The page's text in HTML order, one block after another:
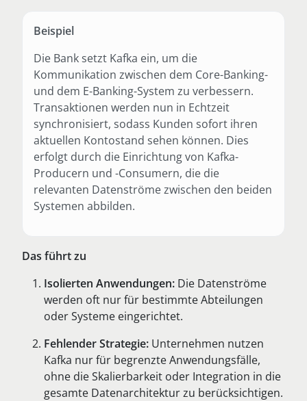
Beispiel
Die Bank setzt Kafka ein, um die
Kommunikation zwischen dem Core-Banking-
und dem E-Banking-System zu verbessern.
Transaktionen werden nun in Echtzeit
synchronisiert, sodass Kunden sofort ihren
aktuellen Kontostand sehen können. Dies
erfolgt durch die Einrichtung von Kafka-
Producern und -Consumern, die die
relevanten Datenströme zwischen den beiden
Systemen abbilden.
Das führt zu
Isolierten Anwendungen: Die Datenströme
werden oft nur für bestimmte Abteilungen
oder Systeme eingerichtet.
Fehlender Strategie: Unternehmen nutzen
Kafka nur für begrenzte Anwendungsfälle,
ohne die Skalierbarkeit oder Integration in die
gesamte Datenarchitektur zu berücksichtigen.